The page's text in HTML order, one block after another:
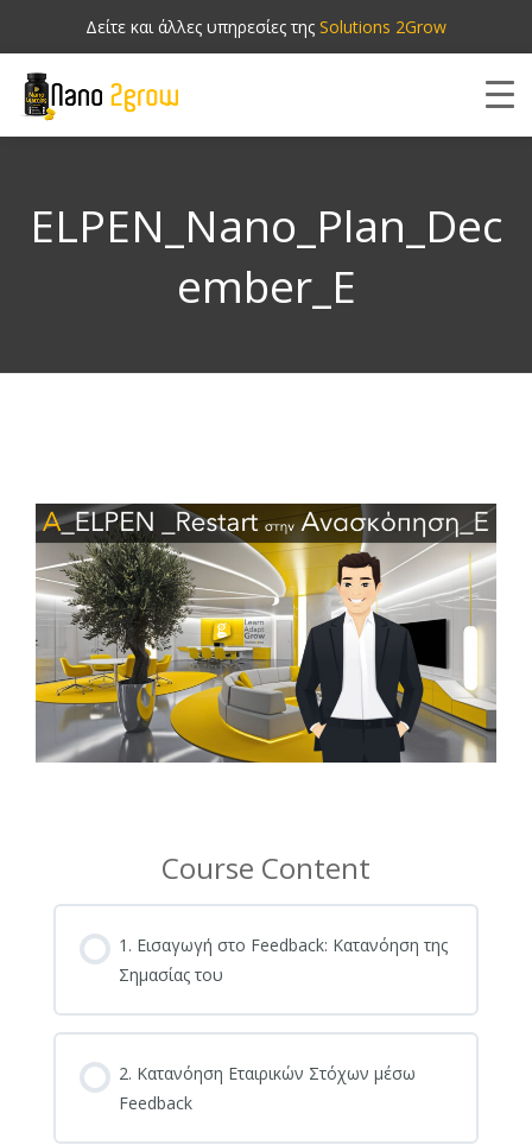
Δείτε και άλλες υπηρεσίες της Solutions 2Grow
ELPEN_Nano_Plan_Dec
ember_E
Course Content
1. Εισαγωγή στο Feedback: Κατανόηση της
Σημασίας του
2. Κατανόηση Εταιρικών Στόχων μέσω
Feedback